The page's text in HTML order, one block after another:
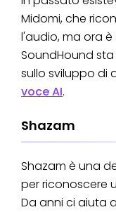
Midomi, che
l'audio, ma ora
SoundHound
sullo sviluppo di
voce AI.
Shazam
Shazam è una
per riconoscere
Da anni ci aiuta